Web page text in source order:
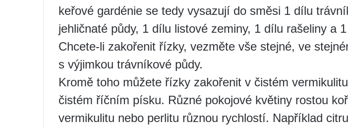
keřové gardénie se tedy vysazují do směsi 1 dílu
jehličnaté půdy, 1 dílu listové zeminy, 1 dílu rašeliny a
Chcete-li zakořenit řízky, vezměte vše stejné, ve
s výjimkou trávníkové půdy.
Kromě toho můžete řízky zakořenit v čistém
čistém říčním písku. Různé pokojové květiny rostou
vermikulitu nebo perlitu různou rychlostí. Například